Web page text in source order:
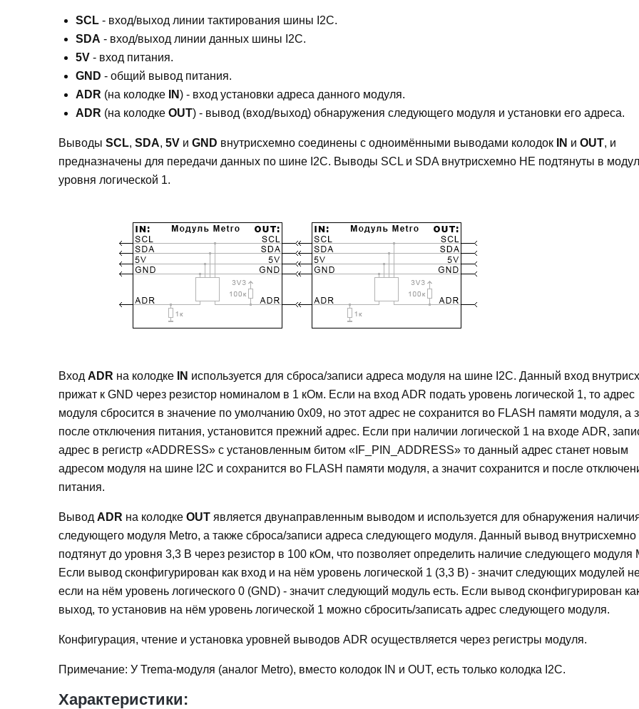
SCL - вход/выход линии тактирования шины I2C.
SDA - вход/выход линии данных шины I2C.
5V - вход питания.
GND - общий вывод питания.
ADR (на колодке IN) - вход установки адреса данного модуля.
ADR (на колодке OUT) - вывод (вход/выход) обнаружения следующего модуля и установки его адреса.
Выводы SCL, SDA, 5V и GND внутрисхемно соединены с одноимёнными выводами колодок IN и OUT, и
предназначены для передачи данных по шине I2C. Выводы SCL и SDA внутрисхемно НЕ подтянуты в
уровня логической 1.
Вход ADR на колодке IN используется для сброса/записи адреса модуля на шине I2C. Данный вход
прижат к GND через резистор номиналом в 1 кОм. Если на вход ADR подать уровень логической 1, то адрес
модуля сбросится в значение по умолчанию 0x09, но этот адрес не сохранится во FLASH памяти модуля, а
после отключения питания, установится прежний адрес. Если при наличии логической 1 на входе ADR,
адрес в регистр «ADDRESS» с установленным битом «IF_PIN_ADDRESS» то данный адрес станет новым
адресом модуля на шине I2C и сохранится во FLASH памяти модуля, а значит сохранится и после
питания.
Вывод ADR на колодке OUT является двунаправленным выводом и используется для обнаружения
следующего модуля Metro, а также сброса/записи адреса следующего модуля. Данный вывод внутрисхемно
подтянут до уровня 3,3 В через резистор в 100 кОм, что позволяет определить наличие следующего модуля
Если вывод сконфигурирован как вход и на нём уровень логической 1 (3,3 В) - значит следующих модулей
если на нём уровень логического 0 (GND) - значит следующий модуль есть. Если вывод сконфигурирован
выход, то установив на нём уровень логической 1 можно сбросить/записать адрес следующего модуля.
Конфигурация, чтение и установка уровней выводов ADR осуществляется через регистры модуля.
Примечание: У Trema-модуля (аналог Metro), вместо колодок IN и OUT, есть только колодка I2C.
Характеристики: